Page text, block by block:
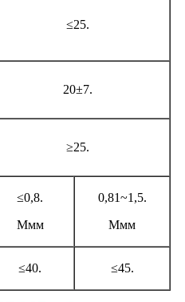
≤25.
20±7.
≥25.
≤0,8.
Ммм
0,81~1,5.
Ммм
≤40. ≤45.